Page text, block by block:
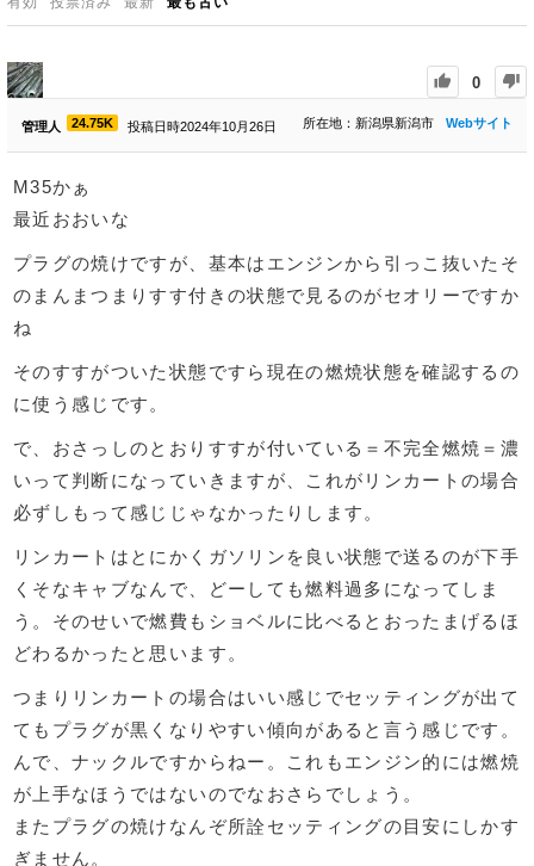
0
管理人 24.75K 投稿日時2024年10月26日 Webサイト
所在地：新潟県新潟市
M35かぁ
最近おおいな
プラグの焼けですが、基本はエンジンから引っこ抜いたそ
のまんまつまりすす付きの状態で見るのがセオリーですか
ね
そのすすがついた状態ですら現在の燃焼状態を確認するの
に使う感じです。
で、おさっしのとおりすすが付いている＝不完全燃焼＝濃
いって判断になっていきますが、これがリンカートの場合
必ずしもって感じじゃなかったりします。
リンカートはとにかくガソリンを良い状態で送るのが下手
くそなキャブなんで、どーしても燃料過多になってしま
う。そのせいで燃費もショベルに比べるとおったまげるほ
どわるかったと思います。
つまりリンカートの場合はいい感じでセッティングが出て
てもプラグが黒くなりやすい傾向があると言う感じです。
んで、ナックルですからねー。これもエンジン的には燃焼
が上手なほうではないのでなおさらでしょう。
またプラグの焼けなんぞ所詮セッティングの目安にしかす
ぎません。